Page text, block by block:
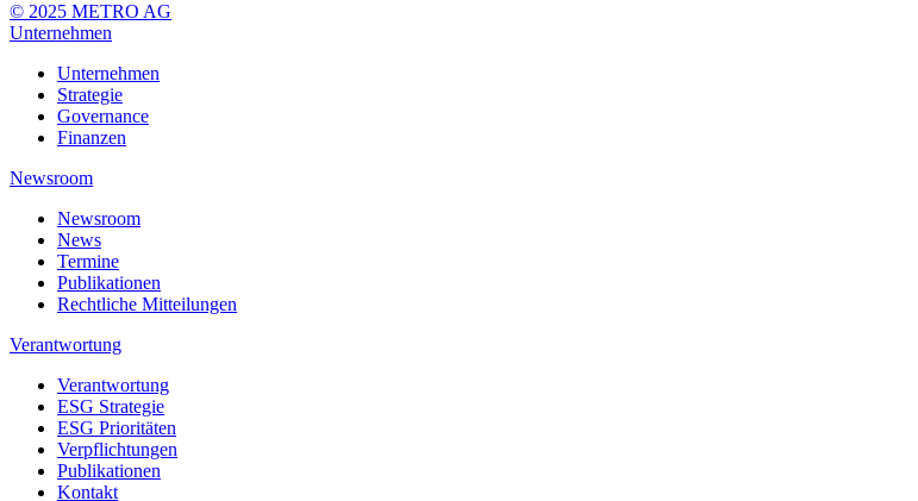
© 2025 METRO AG
Unternehmen
Unternehmen
Strategie
Governance
Finanzen
Newsroom
Newsroom
News
Termine
Publikationen
Rechtliche Mitteilungen
Verantwortung
Verantwortung
ESG Strategie
ESG Prioritäten
Verpflichtungen
Publikationen
Kontakt